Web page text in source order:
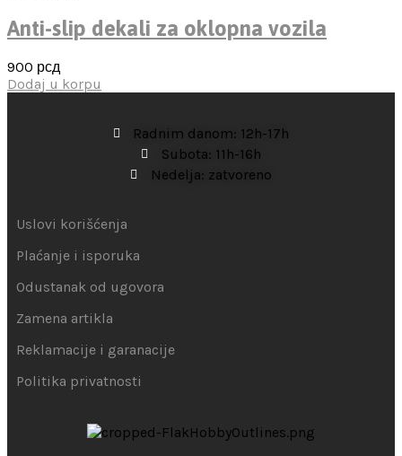
Anti-slip dekali za oklopna vozila
900 рсд
Dodaj u korpu
Radnim danom: 12h-17h
Subota: 11h-16h
Nedelja: zatvoreno
Uslovi korišćenja
Plaćanje i isporuka
Odustanak od ugovora
Zamena artikla
Reklamacije i garanacije
Politika privatnosti